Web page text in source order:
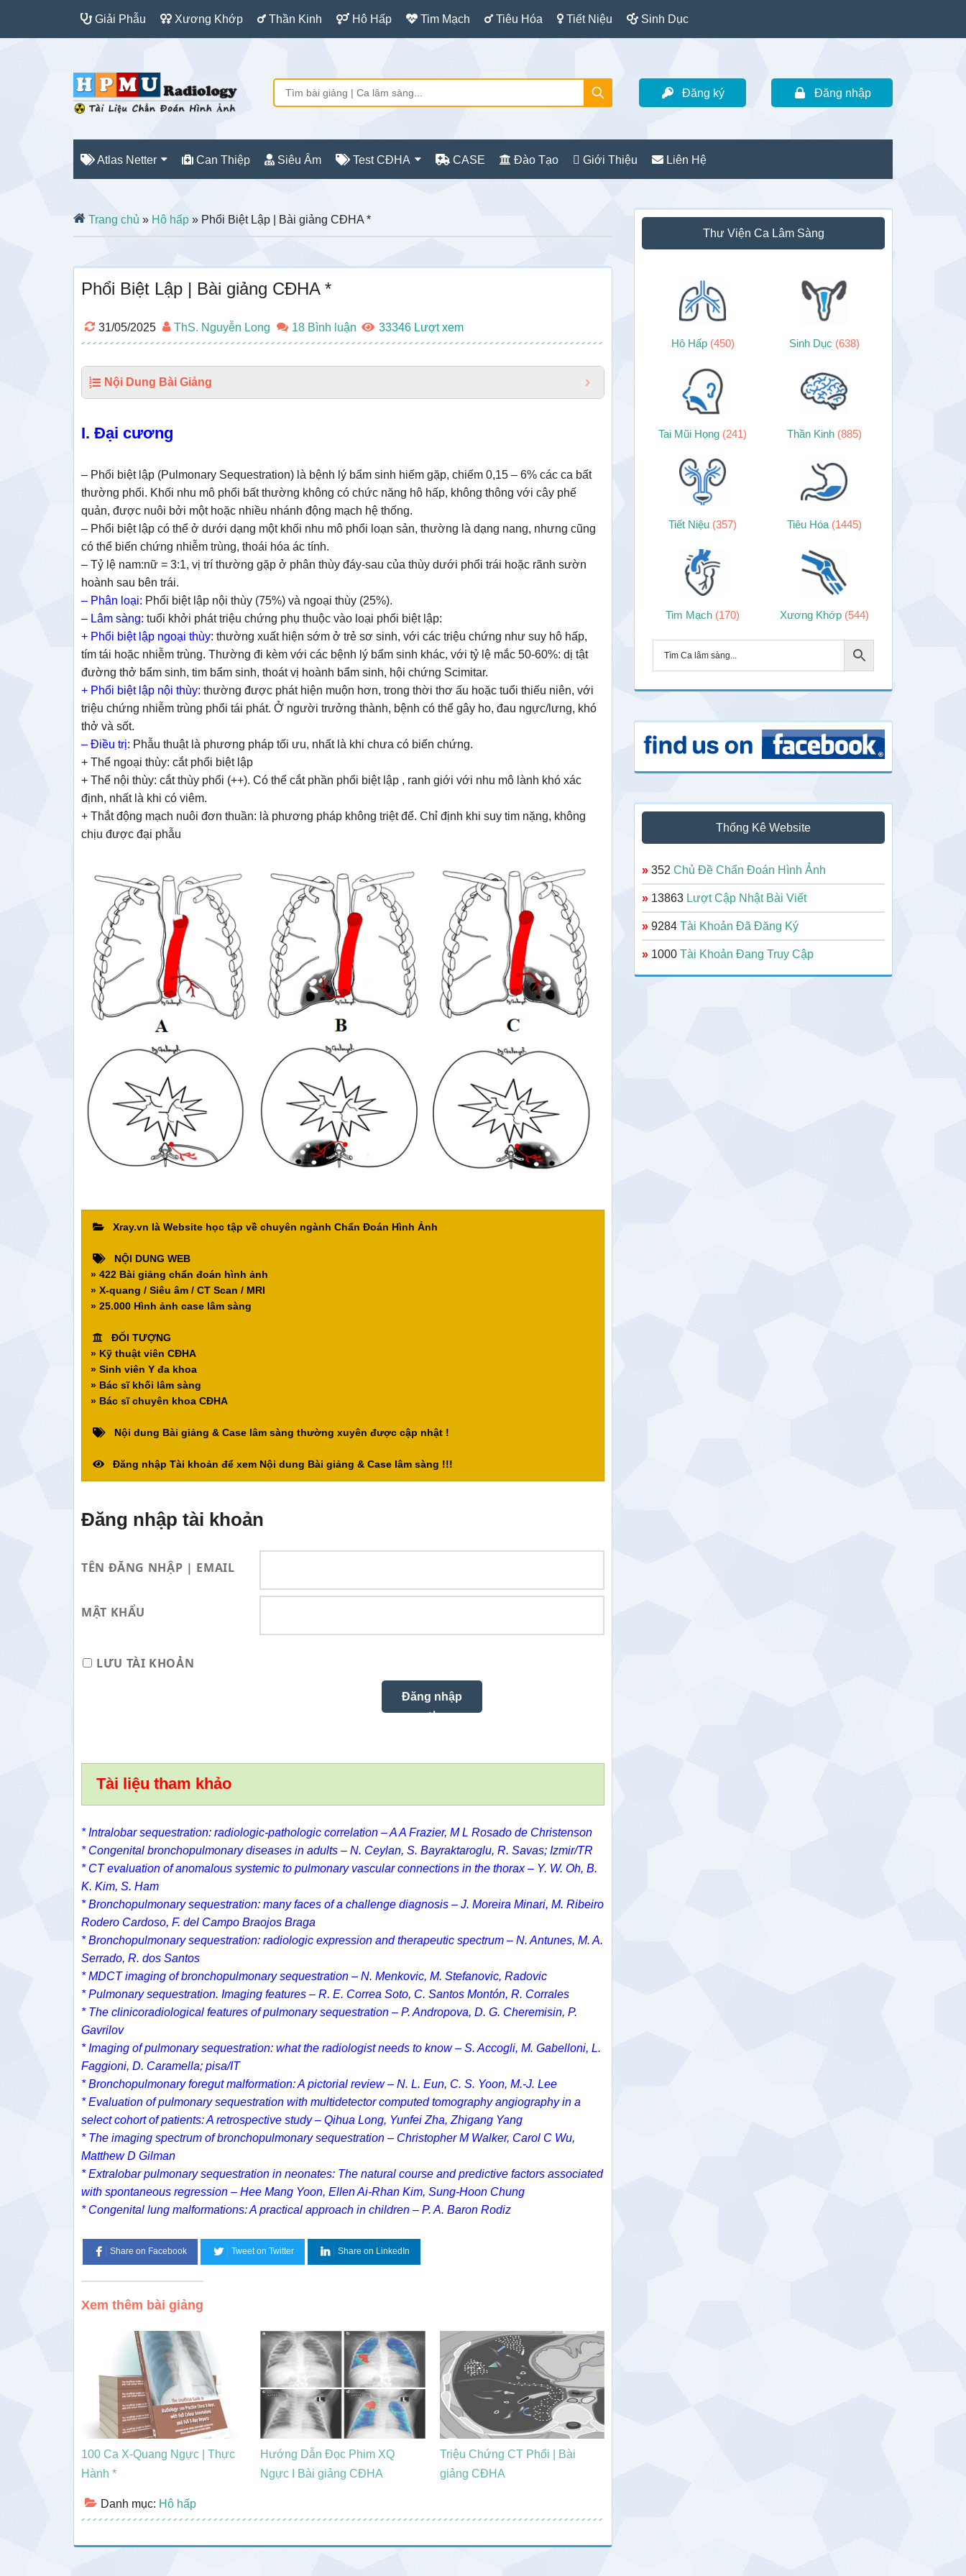
Giải Phẫu Xương Khớp Thần Kinh Hô Hấp Tim Mạch Tiêu Hóa Tiết Niệu Sinh Dục
Đăng ký Đăng nhập
Atlas Netter Can Thiệp Siêu Âm Test CĐHA CASE Đào Tạo Giới Thiệu Liên Hệ
Trang chủ » Hô hấp » Phổi Biệt Lập | Bài giảng CĐHA *
Phổi Biệt Lập | Bài giảng CĐHA *
31/05/2025 ThS. Nguyễn Long 18 Bình luận 33346
Nội Dung Bài Giảng
I. Đại cương
– Phổi biệt lập (Pulmonary Sequestration) là bệnh lý bẩm sinh hiếm gặp, chiếm 0,15 – 6% các ca bất
thường phổi. Khối nhu mô phổi bất thường không có chức năng hô hấp, không thông với cây phế
quản, được nuôi bởi một hoặc nhiều nhánh động mạch hệ thống.
– Phổi biệt lập có thể ở dưới dạng một khối nhu mô phổi loạn sản, thường là dạng nang, nhưng cũng
có thể biến chứng nhiễm trùng, thoái hóa ác tính.
– Tỷ lệ nam:nữ = 3:1, vị trí thường gặp ở phân thùy đáy-sau của thùy dưới phổi trái hoặc rãnh sườn
hoành sau bên trái.
– Phân loại: Phổi biệt lập nội thùy (75%) và ngoại thùy (25%).
– Lâm sàng: tuổi khởi phát triệu chứng phụ thuộc vào loại phổi biệt lập:
+ Phổi biệt lập ngoại thùy: thường xuất hiện sớm ở trẻ sơ sinh, với các triệu chứng như suy hô hấp,
tím tái hoặc nhiễm trùng. Thường đi kèm với các bệnh lý bẩm sinh khác, với tỷ lệ mắc 50-60%: dị tật
đường thở bẩm sinh, tim bẩm sinh, thoát vị hoành bẩm sinh, hội chứng Scimitar.
+ Phổi biệt lập nội thùy: thường được phát hiện muộn hơn, trong thời thơ ấu hoặc tuổi thiếu niên, với
triệu chứng nhiễm trùng phổi tái phát. Ở người trưởng thành, bệnh có thể gây ho, đau ngực/lưng, khó
thở và sốt.
– Điều trị: Phẫu thuật là phương pháp tối ưu, nhất là khi chưa có biến chứng.
+ Thể ngoại thùy: cắt phổi biệt lập
+ Thể nội thùy: cắt thùy phổi (++). Có thể cắt phần phổi biệt lập , ranh giới với nhu mô lành khó xác
định, nhất là khi có viêm.
+ Thắt động mạch nuôi đơn thuần: là phương pháp không triệt để. Chỉ định khi suy tim nặng, không
chịu được đại phẫu
Xray.vn là Website học tập về chuyên ngành Chẩn Đoán Hình Ảnh
NỘI DUNG WEB
» 422 Bài giảng chẩn đoán hình ảnh
» X-quang / Siêu âm / CT Scan / MRI
» 25.000 Hình ảnh case lâm sàng
ĐỐI TƯỢNG
» Kỹ thuật viên CĐHA
» Sinh viên Y đa khoa
» Bác sĩ khối lâm sàng
» Bác sĩ chuyên khoa CĐHA
Nội dung Bài giảng & Case lâm sàng thường xuyên được cập nhật !
Đăng nhập Tài khoản để xem Nội dung Bài giảng & Case lâm sàng !!!
Đăng nhập tài khoản
TÊN ĐĂNG NHẬP | EMAIL
MẬT KHẨU
LƯU TÀI KHOẢN
Tài liệu tham khảo
* Intralobar sequestration: radiologic-pathologic correlation –A A Frazier, M L Rosado de Christenson
* Congenital bronchopulmonary diseases in adults – N. Ceylan, S. Bayraktaroglu, R. Savas; Izmir/TR
* CT evaluation of anomalous systemic to pulmonary vascular connections in the thorax – Y. W. Oh, B.
K. Kim, S. Ham
* Bronchopulmonary sequestration: many faces of a challenge diagnosis – J. Moreira Minari, M. Ribeiro
Rodero Cardoso, F. del Campo Braojos Braga
* Bronchopulmonary sequestration: radiologic expression and therapeutic spectrum – N. Antunes, M. A.
Serrado, R. dos Santos
* MDCT imaging of bronchopulmonary sequestration – N. Menkovic, M. Stefanovic, Radovic
* Pulmonary sequestration. Imaging features – R. E. Correa Soto, C. Santos Montón, R. Corrales
* The clinicoradiological features of pulmonary sequestration – P. Andropova, D. G. Cheremisin, P.
Gavrilov
* Imaging of pulmonary sequestration: what the radiologist needs to know – S. Accogli, M. Gabelloni, L.
Faggioni, D. Caramella; pisa/IT
* Bronchopulmonary foregut malformation: A pictorial review – N. L. Eun, C. S. Yoon, M.-J. Lee
* Evaluation of pulmonary sequestration with multidetector computed tomography angiography in a
select cohort of patients: A retrospective study – Qihua Long, Yunfei Zha, Zhigang Yang
* The imaging spectrum of bronchopulmonary sequestration – Christopher M Walker, Carol C Wu,
Matthew D Gilman
* Extralobar pulmonary sequestration in neonates: The natural course and predictive factors associated
with spontaneous regression – Hee Mang Yoon, Ellen Ai-Rhan Kim, Sung-Hoon Chung
* Congenital lung malformations: A practical approach in children – P. A. Baron Rodiz
Share on Facebook Tweet on Twitter Share on LinkedIn
Xem thêm bài giảng
100 Ca X-Quang Ngực | Thực
Hành *
Hướng Dẫn Đọc Phim XQ
Ngực I Bài giảng CĐHA
Triệu Chứng CT Phổi | Bài
giảng CĐHA
Danh mục: Hô hấp
Sidebar
chính
Thư Viện Ca Lâm Sàng
Hô Hấp (450) Sinh Dục (638)
Tai Mũi Họng (241) Thần Kinh (885)
Tiết Niệu (357) Tiêu Hóa (1445)
Tim Mạch (170) Xương Khớp (544)
Thống Kê Website
» 352 Chủ Đề Chẩn Đoán Hình Ảnh
» 13863 Lượt Cập Nhật Bài Viết
» 9284 Tài Khoản Đã Đăng Ký
» 1000 Tài Khoản Đang Truy Cập